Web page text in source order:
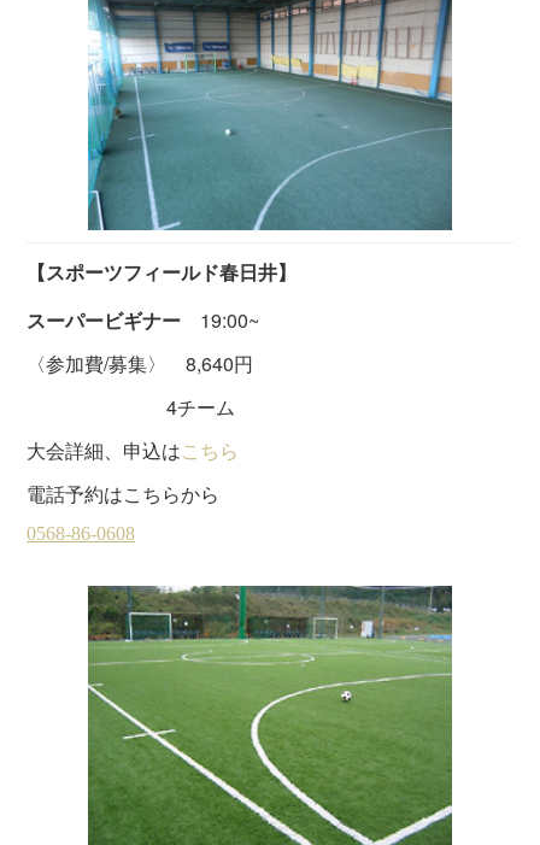
【スポーツフィールド春日井】
スーパービギナー 19:00~
〈参加費/募集〉 8,640円
4チーム
大会詳細、申込はこちら
電話予約はこちらから